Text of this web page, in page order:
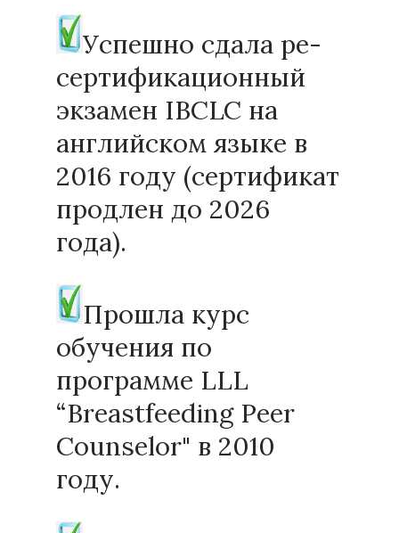
Успешно сдала ре-
сертификационный
экзамен IBCLC на
английском языке в
2016 году (сертификат
продлен до 2026
года).
Прошла курс
обучения по
программе LLL
“Breastfeeding Peer
Counselor" в 2010
году.